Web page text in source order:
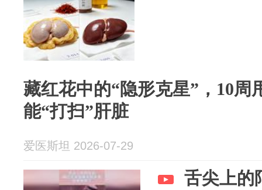
藏红花中的“隐形克星”，10周
能“打扫”肝脏
爱医斯坦 2026-07-29
舌尖上的